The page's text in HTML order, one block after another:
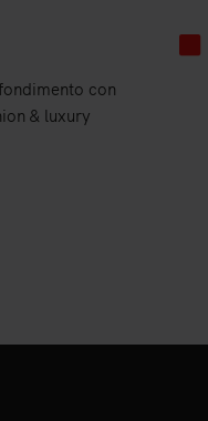
con
& luxury